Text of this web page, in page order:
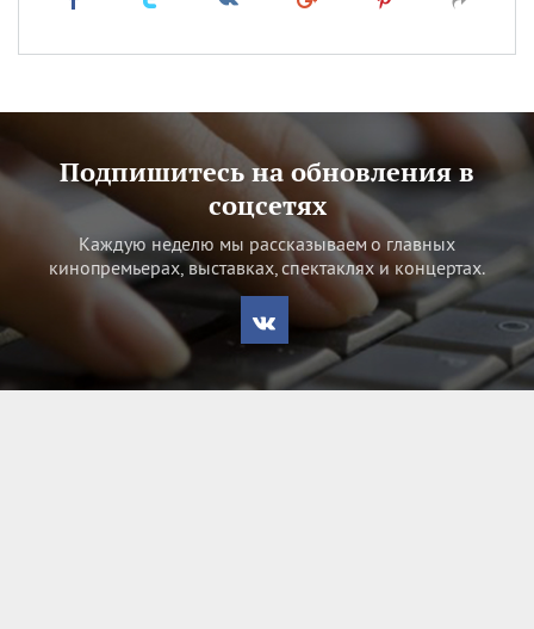
Подпишитесь на обновления в
соцсетях
Каждую неделю мы рассказываем о главных
кинопремьерах, выставках, спектаклях и концертах.